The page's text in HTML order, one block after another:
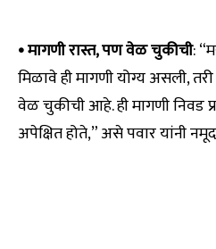
• मागणी रास्त, पण वेळ चुकीची:
मिळावे ही मागणी योग्य असली,
वेळ चुकीची आहे. ही मागणी निवड
अपेक्षित होते,” असे पवार यांनी